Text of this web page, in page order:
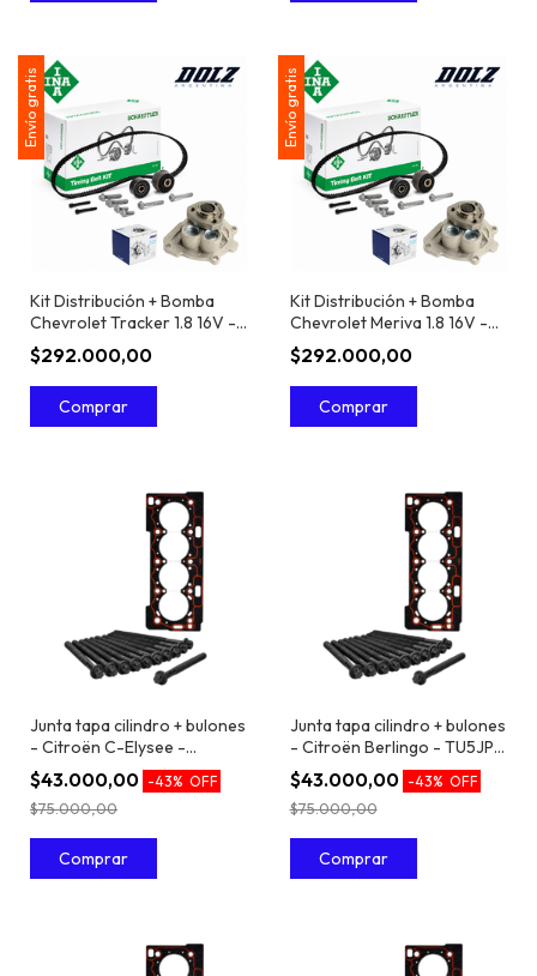
Envío gratis
Kit Distribución + Bomba
Chevrolet Tracker 1.8 16V -
INA
$292.000,00
Envío gratis
Kit Distribución + Bomba
Chevrolet Meriva 1.8 16V -
INA
$292.000,00
Junta tapa cilindro + bulones
- Citroën C-Elysee -
TU5JP4 / EC5 1.6 16V
$43.000,00 -43% OFF
$75.000,00
Junta tapa cilindro + bulones
- Citroën Berlingo - TU5JP4
/ EC5 1.6 16V
$43.000,00 -43% OFF
$75.000,00